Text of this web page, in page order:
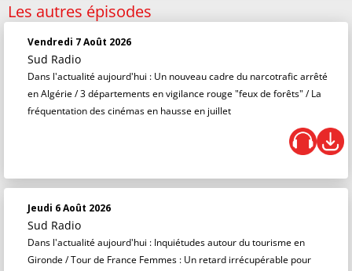
Les autres épisodes
Vendredi 7 Août 2026
Sud Radio
Dans l'actualité aujourd'hui : Un nouveau cadre du narcotrafic arrêté
en Algérie / 3 départements en vigilance rouge "feux de forêts" / La
fréquentation des cinémas en hausse en juillet
Jeudi 6 Août 2026
Sud Radio
Dans l'actualité aujourd'hui : Inquiétudes autour du tourisme en
Gironde / Tour de France Femmes : Un retard irrécupérable pour